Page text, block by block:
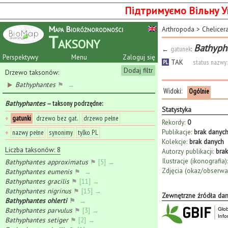
Підтримуємо Вільну
Mapa Bioróżnorodności
Taksony
Perspektywy Zaloguj się
Menu
Dodaj filtr
Drzewo taksonów:
Bathyphantes⚑ →
Bathyphantes— taksony podrzędne:
♦ gatunki drzewo bez gat.
drzewo pełne
♦ nazwy pełne synonimy tylko PL
Liczba taksonów: 8
Bathyphantes approximatus⚑ [5] →
Bathyphantes eumenis⚑
→
Bathyphantes gracilis⚑ [11] →
Bathyphantes nigrinus⚑ [15] →
Bathyphantes ohlerti⚑
→
Bathyphantes parvulus⚑ [3] →
Bathyphantes setiger⚑ [2] →
Arthropoda >
← gatunek:
PL TAK status nazwy:
Widoki:
Ogólnie
Statystyka
Rekordy: 0
Publikacje: brak danych
Kolekcje: brak danych
Autorzy publikacji:
Ilustracje (ikonografia):
Zdjęcia (okaz/
Zewnętrzne źródła